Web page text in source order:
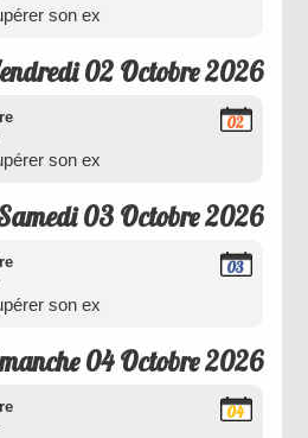
son ex
02 Octobre 2026
son ex
02
03 Octobre 2026
son ex
03
04 Octobre 2026
04